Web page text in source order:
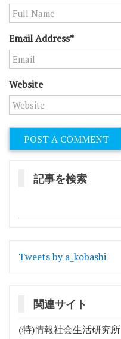
Email Address*
Website
記事を検索
Tweets by a_kobashi
関連サイト
(特)情報社会生活研究所